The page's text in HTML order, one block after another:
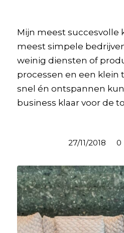
Mijn meest succesvolle
meest simpele
weinig diensten of
processen en een klein
snel én ontspannen
business klaar voor de
27/11/2018
/ 0